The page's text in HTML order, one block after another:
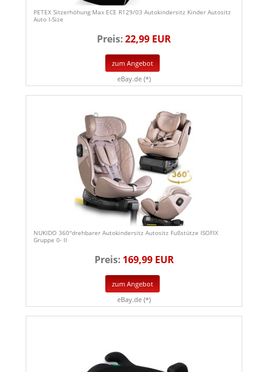
PETEX Sitzerhöhung Max ECE R129/03 Autokindersitz Kinder Autositz
Auto I-Size
Preis:22,99 EUR
zum Angebot
eBay.de (*)
NUKIDO 360°drehbarer Autokindersitz Autositz Fußstütze ISOFIX
Gruppe 0- II
Preis: 169,99 EUR
zum Angebot
eBay.de (*)